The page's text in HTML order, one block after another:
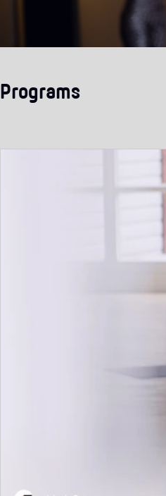
Programs